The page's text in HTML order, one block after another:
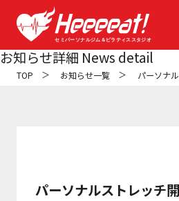
トップ
コンセプ
お知らせ詳細 News detail
TOP お知らせ一覧 パーソナ
パーソナルストレッチ